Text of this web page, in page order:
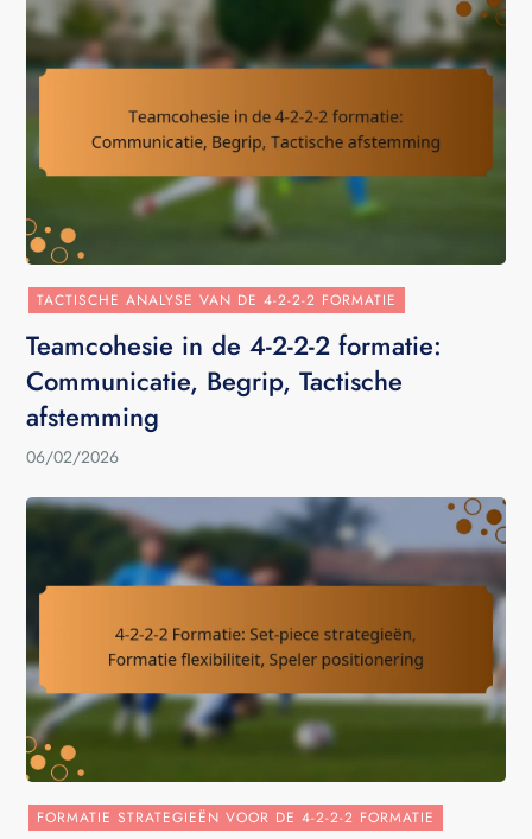
TACTISCHE ANALYSE VAN DE 4-2-2-2 FORMATIE
Teamcohesie in de 4-2-2-2 formatie:
Communicatie, Begrip, Tactische
afstemming
06/02/2026
FORMATIE STRATEGIEËN VOOR DE 4-2-2-2 FORMATIE